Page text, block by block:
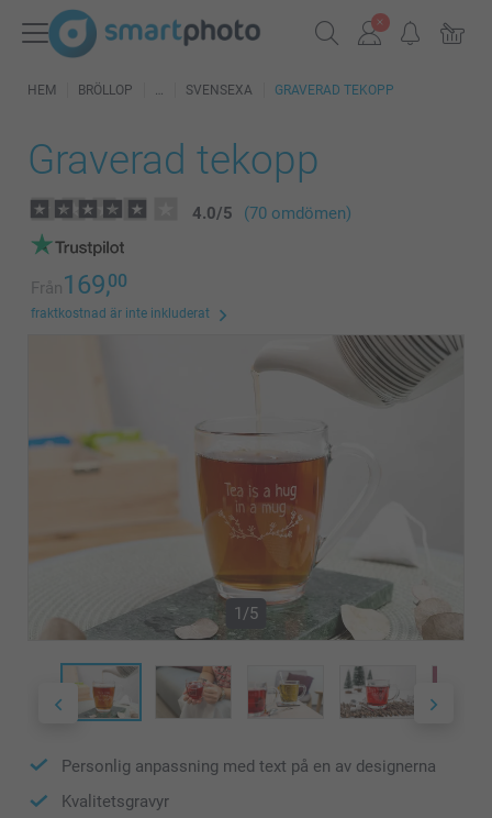
HEM BRÖLLOP SVENSEXA GRAVERAD TEKOPP
Graverad tekopp
4.0/5 (70 omdömen)
Från169,00
fraktkostnad är inte inkluderat
1/5
Personlig anpassning med text på en av designerna
Kvalitetsgravyr